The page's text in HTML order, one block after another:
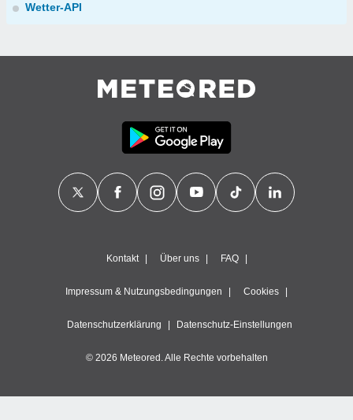
Wetter-API
Kontakt Über uns FAQ
Impressum & Nutzungsbedingungen Cookies
Datenschutzerklärung Datenschutz-Einstellungen
© 2026 Meteored. Alle Rechte vorbehalten